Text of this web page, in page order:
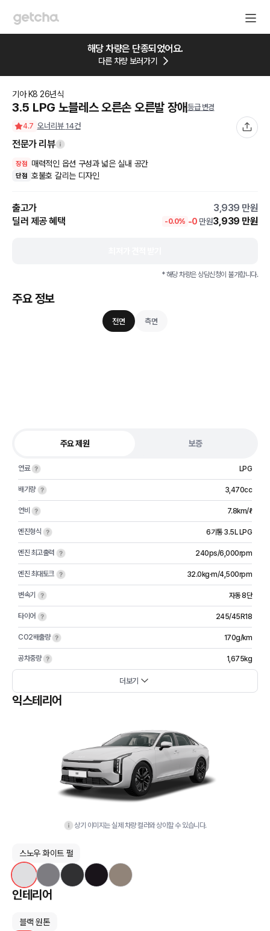
해당 차량은 단종되었어요.
다른 차량 보러가기
기아 K8 26년식
3.5 LPG 노블레스 오른손 오른발 장애등급 변경
4.7 오너리뷰 14건
전문가 리뷰
장점 매력적인 옵션 구성과 넓은 실내 공간
단점 호불호 갈리는 디자인
출고가 3,939 만원
딜러 제공 혜택
-0.0% -0 만원3,939 만원
* 해당 차량은 상담신청이 불가합니다.
주요 정보
전면 측면
주요 제원 보증
연료 LPG
배기량 3,470cc
연비 7.8km/ℓ
엔진형식 6기통 3.5L LPG
엔진 최고출력 240ps/6,000rpm
엔진 최대토크 32.0kg·m/4,500rpm
변속기 자동 8단
타이어 245/45R18
CO2배출량 170g/km
공차중량 1,675kg
더보기
익스테리어
상기 이미지는 실제 차량 컬러와 상이할 수 있습니다.
스노우 화이트 펄
인테리어
블랙 원톤